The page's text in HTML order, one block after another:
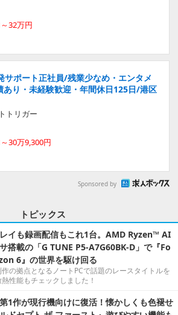
32万円
サポート正社員/残業少なめ・エンタメ
あり・未経験歓迎・年間休日125日/港区
トリガー
30万9,300円
Sponsored by
トピックス
イも録画配信もこれ1台。AMD Ryzen™ AI
搭載の「G TUNE P5-A7G60BK-D」で『Fo
6』の世界を駆け回る
の拠点となるノートPCで話題のレースタイトルを
性能もチェックしました！
1作が現行機向けに復活！懐かしくも色褪せ